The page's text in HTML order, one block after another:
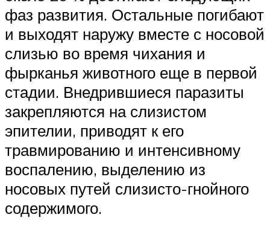
фаз развития. Остальные погибают
и выходят наружу вместе с носовой
слизью во время чихания и
фырканья животного еще в первой
стадии. Внедрившиеся паразиты
закрепляются на слизистом
эпителии, приводят к его
травмированию и интенсивному
воспалению, выделению из
носовых путей слизисто-гнойного
содержимого.